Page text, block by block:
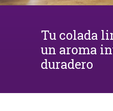
Tu colada
un aroma
duradero